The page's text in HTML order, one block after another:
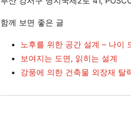
함께 보면 좋은 글
노후를 위한 공간 설계 – 나이
보여지는 도면, 읽히는 설계
강풍에 의한 건축물 외장재 탈